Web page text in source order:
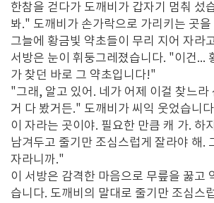
한참을 걷다가 도깨비가 갑자기 멈춰 섰
봐." 도깨비가 손가락으로 가리키는 곳을
그늘에 황금빛 약초들이 무리 지어 자라
서방은 눈이 휘둥그레졌습니다. "이건...
가 찾던 바로 그 약초입니다!"
"그래, 알고 있어. 네가 어제 이걸 찾느라
거 다 봤거든." 도깨비가 씨익 웃었습니
이 자라는 곳이야. 필요한 만큼 캐 가. 하
남겨두고 줄기만 조심스럽게 잘라야 해.
자라니까."
이 서방은 감격한 마음으로 무릎을 꿇고
습니다. 도깨비의 말대로 줄기만 조심스